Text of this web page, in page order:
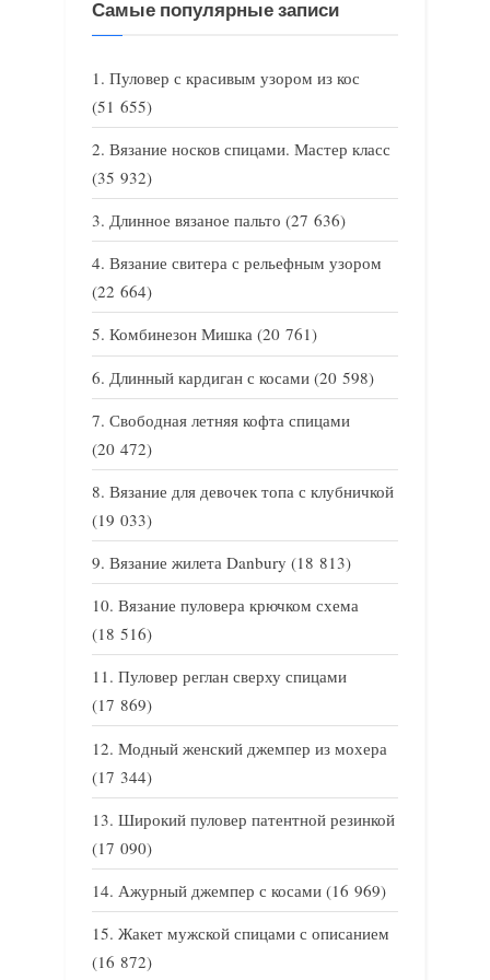
Самые популярные записи
Пуловер с красивым узором из кос
(51 655)
Вязание носков спицами. Мастер класс
(35 932)
Длинное вязаное пальто (27 636)
Вязание свитера с рельефным узором
(22 664)
Комбинезон Мишка (20 761)
Длинный кардиган с косами (20 598)
Свободная летняя кофта спицами
(20 472)
Вязание для девочек топа с клубничкой
(19 033)
Вязание жилета Danbury (18 813)
Вязание пуловера крючком схема
(18 516)
Пуловер реглан сверху спицами
(17 869)
Модный женский джемпер из мохера
(17 344)
Широкий пуловер патентной резинкой
(17 090)
Ажурный джемпер с косами (16 969)
Жакет мужской спицами с описанием
(16 872)